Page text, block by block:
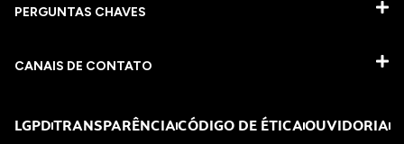
PERGUNTAS CHAVES​
CANAIS DE CONTATO
LGPDTRANSPARÊNCIACÓDIGO DE ÉTICAOUVIDORIA